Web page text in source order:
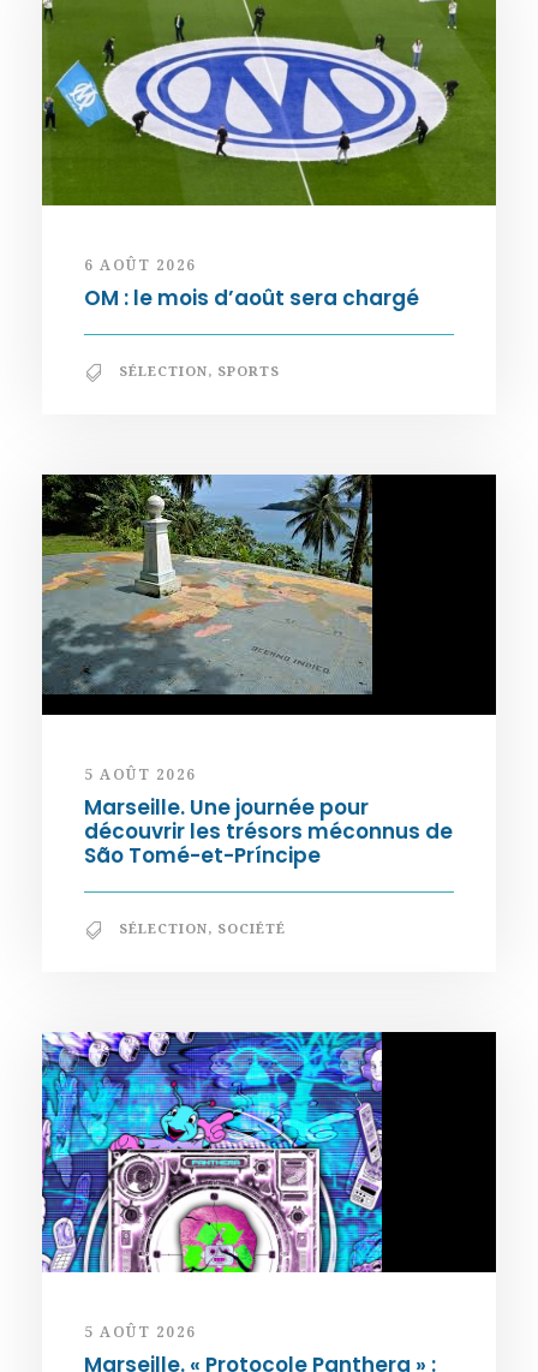
6 AOÛT 2026
OM : le mois d’août sera chargé
SÉLECTION, SPORTS
5 AOÛT 2026
Marseille. Une journée pour
découvrir les trésors méconnus de
São Tomé-et-Príncipe
SÉLECTION, SOCIÉTÉ
5 AOÛT 2026
Marseille. « Protocole Panthera » :